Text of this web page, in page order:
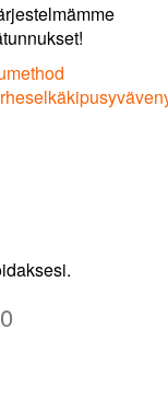
method
selkäkipu